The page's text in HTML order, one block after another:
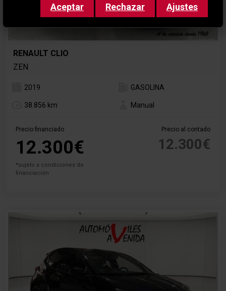
RENAULT CLIO
ZEN
2019 GASOLINA
38.856 km Manual
Precio financiado
12.300€
*sujeto a condiciones de
financiación
Precio al contado
12.300€
Aceptar Rechazar Ajustes